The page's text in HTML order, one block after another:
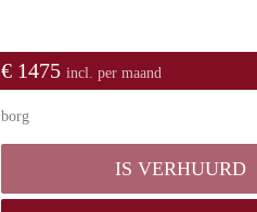
€ 1475 incl. per maand
borg
IS VERHUURD